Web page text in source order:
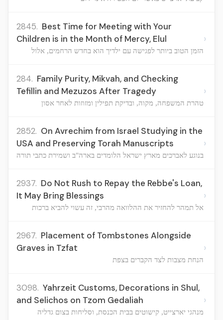
2845. Best Time for Meeting with Your
Children is in the Month of Mercy, Elul
הזמן הטוב ביותר לפגישה עם ילדיך הוא בחדש הרחמים, אלול
›
284. Family Purity, Mikvah, and Checking
Tefillin and Mezuzos After Tragedy
טהרת המשפחה, מקוה, ובדיקת תפילין ומזוזות לאחר אסון
›
2852. On Avrechim from Israel Studying in the
USA and Preserving Torah Manuscripts
בנוגע לאברכים מארץ ישראל הלומדים בארה"ב ושמירת כתבי תורה
›
2937. Do Not Rush to Repay the Rebbe's Loan,
It May Bring Blessings
אל תמהר להחזיר את ההלוואה מהרבי, זה עשוי להביא ברכות
›
2967. Placement of Tombstones Alongside
Graves in Tzfat
הנחת מצבות לצד הקברים בצפת
›
3098. Yahrzeit Customs, Decorations in Shul,
and Selichos on Tzom Gedaliah
מנהגי יארצייט, קישוטים בבית הכנסת, וסליחות בצום גדליה
›